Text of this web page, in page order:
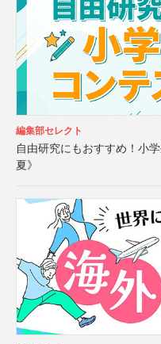
編集部セレクト
自由研究にもおすすめ！小
夏》